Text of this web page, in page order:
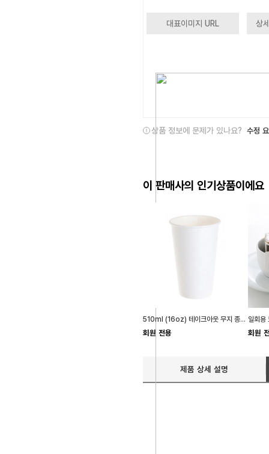
대표이미지 URL 상
상품 정보에 문제가 있나요? 수정
이 판매사의 인기상품이에요
510ml (16oz) 테이크아웃 무지 종이컵 100개 일회용
회원 전용 회원
제품 상세 설명